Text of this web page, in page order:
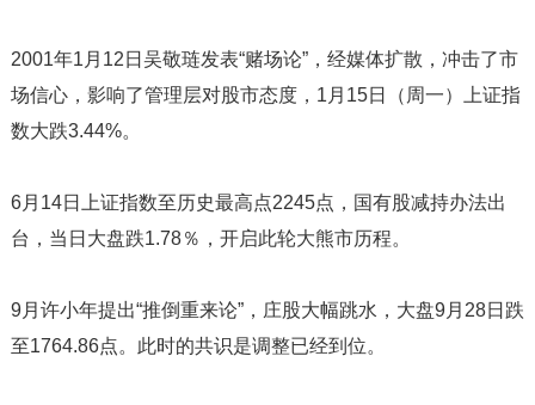
2001年1月12日吴敬琏发表“赌场论”，经媒体扩散，冲击了市
场信心，影响了管理层对股市态度，1月15日（周一）上证指
数大跌3.44%。
6月14日上证指数至历史最高点2245点，国有股减持办法出
台，当日大盘跌1.78％，开启此轮大熊市历程。
9月许小年提出“推倒重来论”，庄股大幅跳水，大盘9月28日跌
至1764.86点。此时的共识是调整已经到位。